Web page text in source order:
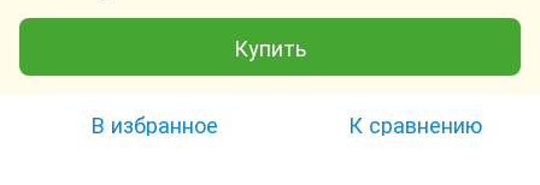
Купить
В избранное К сравнению